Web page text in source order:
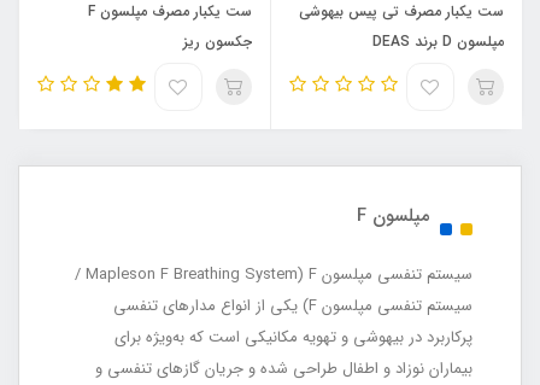
ست یکبار مصرف تی پیس بیهوشی
مپلسون D برند DEAS
ست یکبار مصرف مپلسون F
جکسون ریز
مپلسون F
سیستم تنفسی مپلسون F (Mapleson F Breathing System /
سیستم تنفسی مپلسون F) یکی از انواع مدارهای تنفسی
پرکاربرد در بیهوشی و تهویه مکانیکی است که به‌ویژه برای
بیماران نوزاد و اطفال طراحی شده و جریان گازهای تنفسی و